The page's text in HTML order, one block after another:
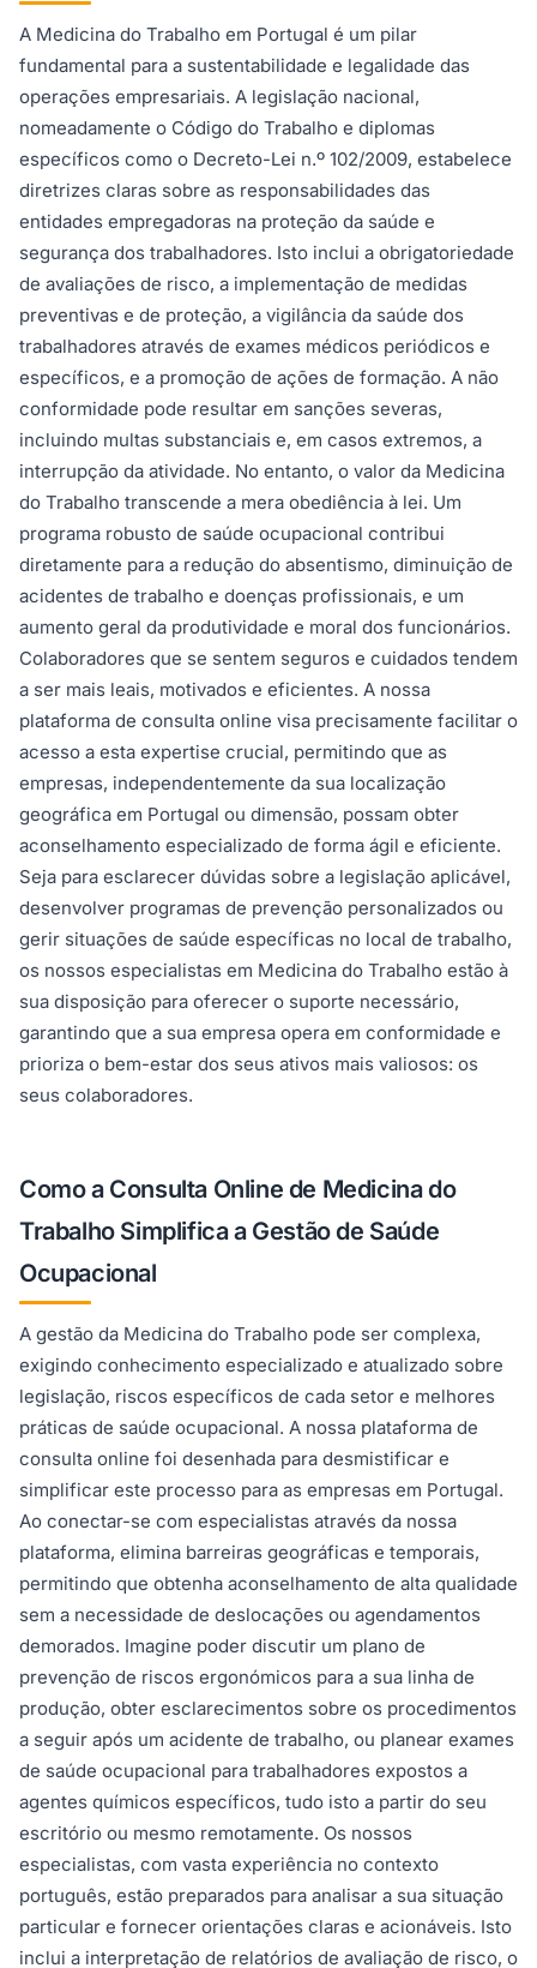
A Medicina do Trabalho em Portugal é um pilar
fundamental para a sustentabilidade e legalidade das
operações empresariais. A legislação nacional,
nomeadamente o Código do Trabalho e diplomas
específicos como o Decreto-Lei n.º 102/2009, estabelece
diretrizes claras sobre as responsabilidades das
entidades empregadoras na proteção da saúde e
segurança dos trabalhadores. Isto inclui a obrigatoriedade
de avaliações de risco, a implementação de medidas
preventivas e de proteção, a vigilância da saúde dos
trabalhadores através de exames médicos periódicos e
específicos, e a promoção de ações de formação. A não
conformidade pode resultar em sanções severas,
incluindo multas substanciais e, em casos extremos, a
interrupção da atividade. No entanto, o valor da Medicina
do Trabalho transcende a mera obediência à lei. Um
programa robusto de saúde ocupacional contribui
diretamente para a redução do absentismo, diminuição de
acidentes de trabalho e doenças profissionais, e um
aumento geral da produtividade e moral dos funcionários.
Colaboradores que se sentem seguros e cuidados tendem
a ser mais leais, motivados e eficientes. A nossa
plataforma de consulta online visa precisamente facilitar o
acesso a esta expertise crucial, permitindo que as
empresas, independentemente da sua localização
geográfica em Portugal ou dimensão, possam obter
aconselhamento especializado de forma ágil e eficiente.
Seja para esclarecer dúvidas sobre a legislação aplicável,
desenvolver programas de prevenção personalizados ou
gerir situações de saúde específicas no local de trabalho,
os nossos especialistas em Medicina do Trabalho estão à
sua disposição para oferecer o suporte necessário,
garantindo que a sua empresa opera em conformidade e
prioriza o bem-estar dos seus ativos mais valiosos: os
seus colaboradores.
Como a Consulta Online de Medicina do
Trabalho Simplifica a Gestão de Saúde
Ocupacional
A gestão da Medicina do Trabalho pode ser complexa,
exigindo conhecimento especializado e atualizado sobre
legislação, riscos específicos de cada setor e melhores
práticas de saúde ocupacional. A nossa plataforma de
consulta online foi desenhada para desmistificar e
simplificar este processo para as empresas em Portugal.
Ao conectar-se com especialistas através da nossa
plataforma, elimina barreiras geográficas e temporais,
permitindo que obtenha aconselhamento de alta qualidade
sem a necessidade de deslocações ou agendamentos
demorados. Imagine poder discutir um plano de
prevenção de riscos ergonómicos para a sua linha de
produção, obter esclarecimentos sobre os procedimentos
a seguir após um acidente de trabalho, ou planear exames
de saúde ocupacional para trabalhadores expostos a
agentes químicos específicos, tudo isto a partir do seu
escritório ou mesmo remotamente. Os nossos
especialistas, com vasta experiência no contexto
português, estão preparados para analisar a sua situação
particular e fornecer orientações claras e acionáveis. Isto
inclui a interpretação de relatórios de avaliação de risco, o